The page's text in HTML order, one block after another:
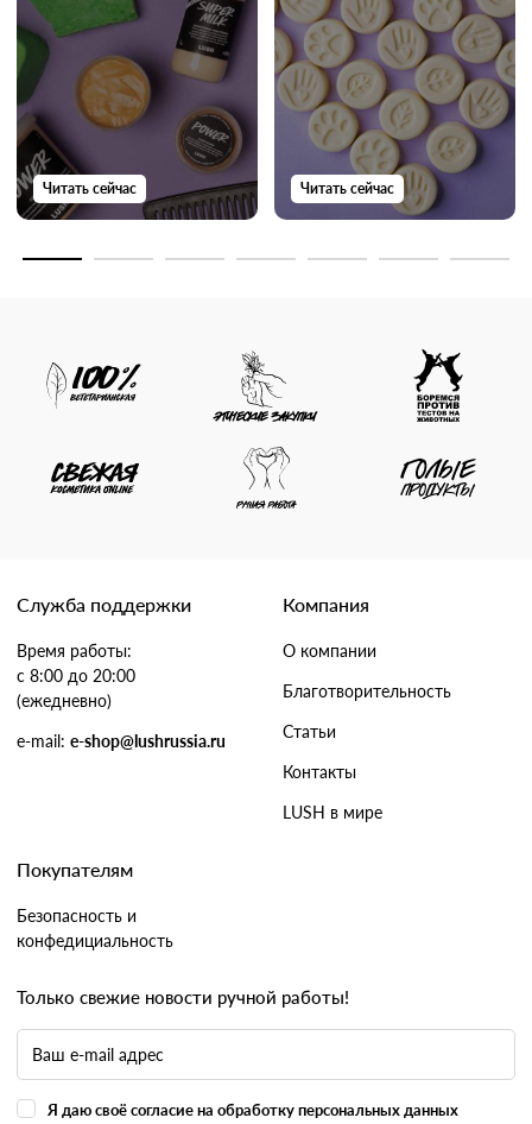
Читать сейчас Читать сейчас
Служба поддержки
Время работы:
с 8:00 до 20:00
(ежедневно)
e-mail: e-shop@lushrussia.ru
Компания
О компании
Благотворительность
Статьи
Контакты
LUSH в мире
Покупателям
Безопасность и
конфедициальность
Только свежие новости ручной работы!
Я даю своё согласие на обработку персональных данных